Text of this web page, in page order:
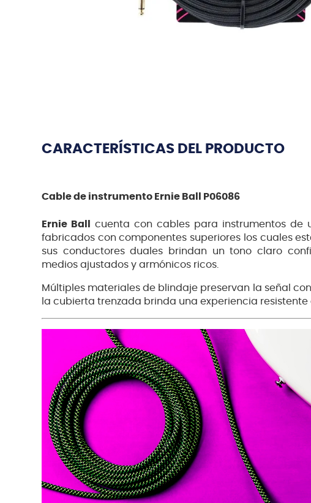
CARACTERÍSTICAS DEL PRODUCTO
Cable de instrumento Ernie Ball P06086
Ernie Ball
cuenta con cables para instrumentos de
fabricados con componentes superiores los cuales
sus conductores duales brindan un tono claro
medios ajustados y armónicos ricos.
Múltiples materiales de blindaje preservan la señal
la cubierta trenzada brinda una experiencia resistente